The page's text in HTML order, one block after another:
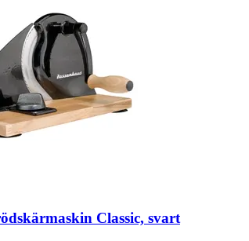
Classic, svart